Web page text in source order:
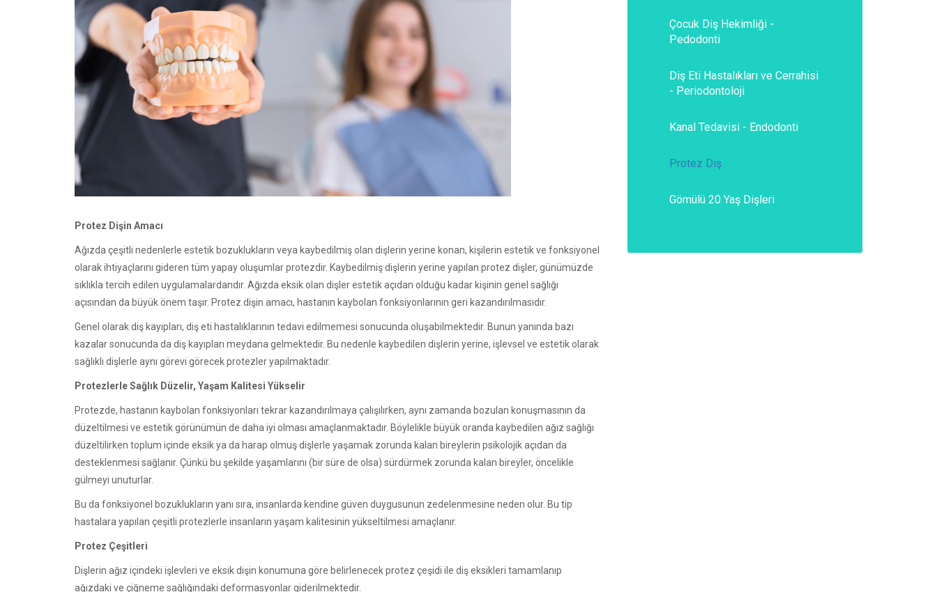
Protez Dişin Amacı
Ağızda çeşitli nedenlerle estetik bozuklukların veya kaybedilmiş olan dişlerin yerine konan, kişilerin estetik ve fonksiyonel
olarak ihtiyaçlarını gideren tüm yapay oluşumlar protezdir. Kaybedilmiş dişlerin yerine yapılan protez dişler, günümüzde
sıklıkla tercih edilen uygulamalardandır. Ağızda eksik olan dişler estetik açıdan olduğu kadar kişinin genel sağlığı
açısından da büyük önem taşır. Protez dişin amacı, hastanın kaybolan fonksiyonlarının geri kazandırılmasıdır.
Genel olarak diş kayıpları, diş eti hastalıklarının tedavi edilmemesi sonucunda oluşabilmektedir. Bunun yanında bazı
kazalar sonucunda da diş kayıpları meydana gelmektedir. Bu nedenle kaybedilen dişlerin yerine, işlevsel ve estetik olarak
sağlıklı dişlerle aynı görevi görecek protezler yapılmaktadır.
Protezlerle Sağlık Düzelir, Yaşam Kalitesi Yükselir
Protezde, hastanın kaybolan fonksiyonları tekrar kazandırılmaya çalışılırken, aynı zamanda bozulan konuşmasının da
düzeltilmesi ve estetik görünümün de daha iyi olması amaçlanmaktadır. Böylelikle büyük oranda kaybedilen ağız sağlığı
düzeltilirken toplum içinde eksik ya da harap olmuş dişlerle yaşamak zorunda kalan bireylerin psikolojik açıdan da
desteklenmesi sağlanır. Çünkü bu şekilde yaşamlarını (bir süre de olsa) sürdürmek zorunda kalan bireyler, öncelikle
gülmeyi unuturlar.
Bu da fonksiyonel bozuklukların yanı sıra, insanlarda kendine güven duygusunun zedelenmesine neden olur. Bu tip
hastalara yapılan çeşitli protezlerle insanların yaşam kalitesinin yükseltilmesi amaçlanır.
Protez Çeşitleri
Dişlerin ağız içindeki işlevleri ve eksik dişin konumuna göre belirlenecek protez çeşidi ile diş eksikleri tamamlanıp
ağızdaki ve çiğneme sağlığındaki deformasyonlar giderilmektedir.
Çocuk Diş Hekimliği -
Pedodonti
Diş Eti Hastalıkları ve Cerrahisi
- Periodontoloji
Kanal Tedavisi - Endodonti
Protez Diş
Gömülü 20 Yaş Dişleri